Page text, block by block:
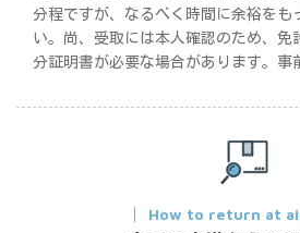
分程ですが、なるべく時間に余裕をも
い。尚、受取には本人確認のため、免
分証明書が必要な場合があります。事
How to return at